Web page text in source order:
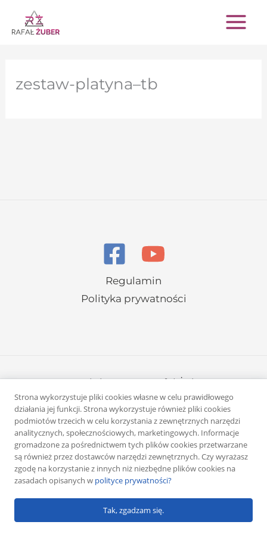
Przejdź
do
zestaw-platyna–tb
Regulamin
Polityka prywatności
Copyright © 2026 Rafał Żuber
Powered byKlub eMarketera
Strona wykorzystuje pliki cookies własne w celu prawidłowego
działania jej funkcji. Strona wykorzystuje również pliki cookies
podmiotów trzecich w celu korzystania z zewnętrznych narzędzi
analitycznych, społecznościowych, marketingowych. Informacje
gromadzone za pośrednictwem tych plików cookies przetwarzane
są również przez dostawców narzędzi zewnętrznych. Czy wyrażasz
zgodę na korzystanie z innych niż niezbędne plików cookies na
zasadach opisanych w polityce prywatności?
Tak, zgadzam się.